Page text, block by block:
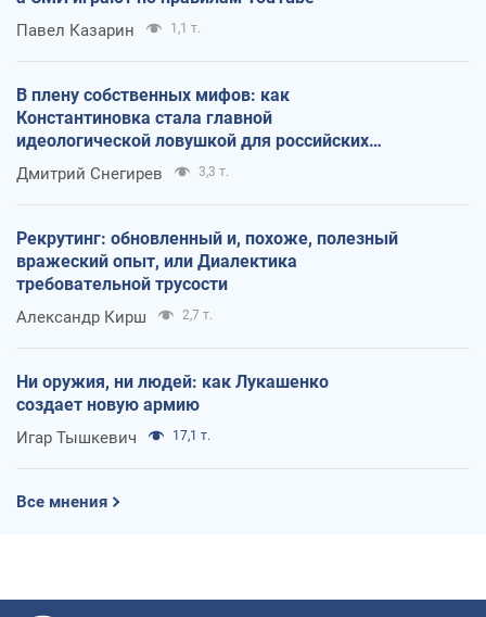
Павел Казарин 1,1 т.
В плену собственных мифов: как
Константиновка стала главной
идеологической ловушкой для российских
оккупантов
Дмитрий Снегирев 3,3 т.
Рекрутинг: обновленный и, похоже, полезный
вражеский опыт, или Диалектика
требовательной трусости
Александр Кирш 2,7 т.
Ни оружия, ни людей: как Лукашенко
создает новую армию
Игар Тышкевич 17,1 т.
Все мнения